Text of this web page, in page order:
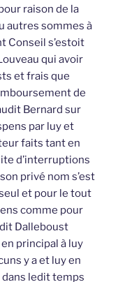
raison de la
autres sommes à
Conseil s’estoit
qui avoir
et frais que
de
Bernard sur
par luy et
faits tant en
d’interruptions
privé nom s’est
et pour le tout
comme pour
Dalleboust
principal à luy
y a et luy en
ledit temps